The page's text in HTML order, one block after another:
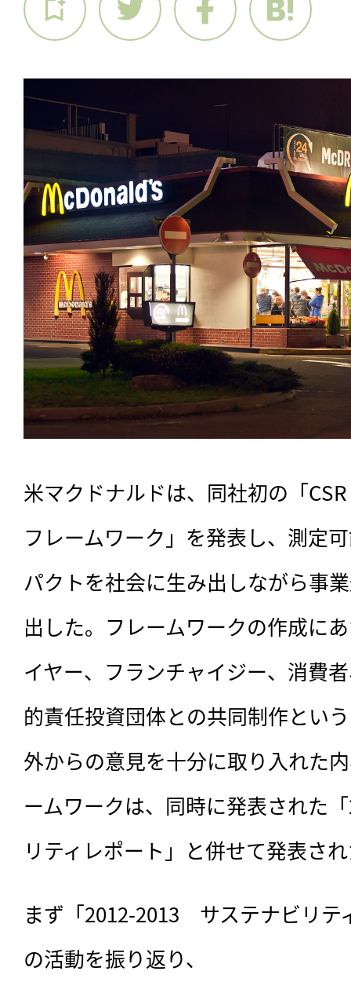
米マクドナルドは、同社初の「
フレームワーク」を発表し、測定
パクトを社会に生み出しながら事
出した。フレームワークの作成に
イヤー、フランチャイジー、消費
的責任投資団体との共同制作とい
外からの意見を十分に取り入れた
ームワークは、同時に発表された
リティレポート」と併せて発表さ
まず「2012-2013　サステナビリ
の活動を振り返り、